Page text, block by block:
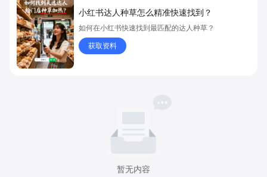
小红书达人种草怎么精准快速找到？
如何在小红书快速找到最匹配的达人种草？
获取资料
暂无内容